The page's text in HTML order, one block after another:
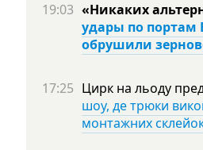
19:03 «Никаких
удары по
обрушили
17:25 Цирк на льоду
шоу, де трюки
монтажних